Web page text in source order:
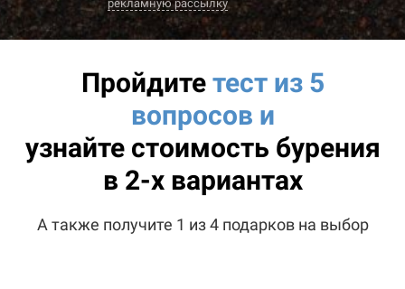
рекламную рассылку
Пройдитетест из 5
вопросов и
узнайте стоимость бурения
в 2-х вариантах
А также получите 1 из 4 подарков на выбор